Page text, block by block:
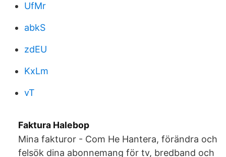
UfMr
abkS
zdEU
KxLm
vT
Faktura Halebop
Mina fakturor - Com He Hantera, förändra och
felsök dina abonnemang för tv, bredband och